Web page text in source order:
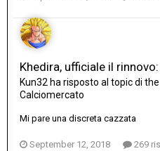
Khedira, ufficiale il
Kun32 ha risposto al topic di
Calciomercato
Mi pare una discreta cazzata
September 12, 2018 269